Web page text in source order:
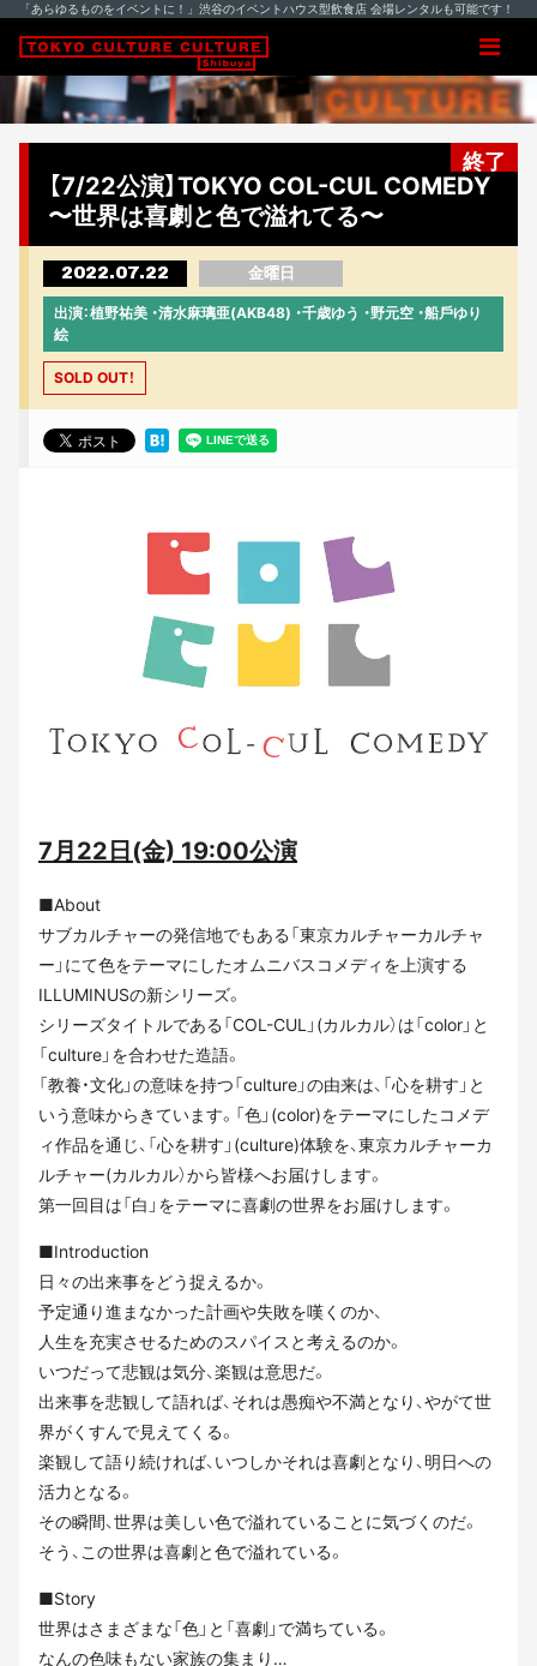
「あらゆるものをイベントに！」渋谷のイベントハウス型飲食店 会場レンタルも可能です！
終了
【7/22公演】TOKYO COL-CUL COMEDY
〜世界は喜劇と⾊で溢れてる〜
2022.07.22 金曜日
出演：植野祐美 ・清⽔⿇璃亜(AKB48) ・千歳ゆう ・野元空 ・船⼾ゆり
絵
SOLD OUT！
7⽉22⽇(⾦) 19:00公演
■About
サブカルチャーの発信地でもある「東京カルチャーカルチャ
ー」にて⾊をテーマにしたオムニバスコメディを上演する
ILLUMINUSの新シリーズ。
シリーズタイトルである「COL-CUL」(カルカル）は「color」と
「culture」を合わせた造語。
「教養・⽂化」の意味を持つ「culture」の由来は、「⼼を耕す」と
いう意味からきています。「⾊」(color)をテーマにしたコメデ
ィ作品を通じ、「⼼を耕す」(culture)体験を、東京カルチャーカ
ルチャー(カルカル）から皆様へお届けします。
第⼀回⽬は「⽩」をテーマに喜劇の世界をお届けします。
■Introduction
⽇々の出来事をどう捉えるか。
予定通り進まなかった計画や失敗を嘆くのか、
⼈⽣を充実させるためのスパイスと考えるのか。
いつだって悲観は気分、楽観は意思だ。
出来事を悲観して語れば、それは愚痴や不満となり、やがて世
界がくすんで⾒えてくる。
楽観して語り続ければ、いつしかそれは喜劇となり、明⽇への
活⼒となる。
その瞬間、世界は美しい⾊で溢れていることに気づくのだ。
そう、この世界は喜劇と⾊で溢れている。
■Story
世界はさまざまな「⾊」と「喜劇」で満ちている。
なんの⾊味もない家族の集まり…